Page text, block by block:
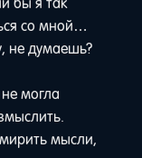
со мной…
не думаешь?
могла
мысли,